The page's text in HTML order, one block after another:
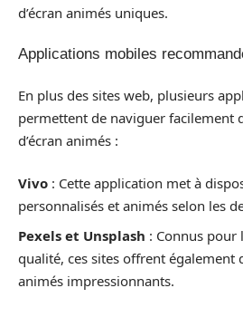
d’écran animés uniques.
Applications mobiles
En plus des sites web, plusieurs
permettent de naviguer facilement
d’écran animés :
Vivo : Cette application met à
personnalisés et animés selon les
Pexels et Unsplash : Connus pour
qualité, ces sites offrent également
animés impressionnants.